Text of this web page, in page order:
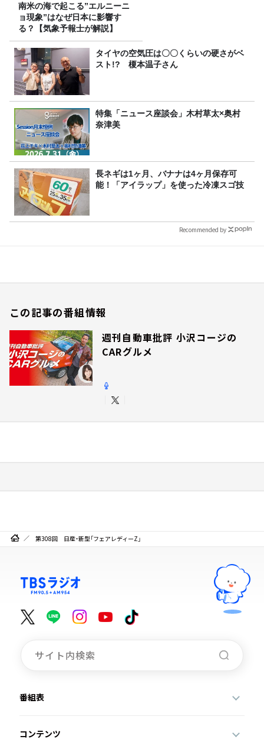
南米の海で起こる”エルニーニ
ョ現象”はなぜ日本に影響す
る？【気象予報士が解説】
タイヤの空気圧は〇〇くらいの硬さがベ
スト!? 榎本温子さん
特集「ニュース座談会」木村草太×奥村
奈津美
長ネギは1ヶ月、バナナは4ヶ月保存可
能！「アイラップ」を使った冷凍スゴ技
Recommended by
この記事の番組情報
週刊自動車批評 小沢コージの
CARグルメ
第308回 日産・新型「フェアレディーZ」
番組表
コンテンツ